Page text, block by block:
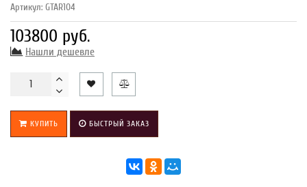
Артикул: GTAR104
103800 руб.
Нашли дешевле
КУПИТЬ БЫСТРЫЙ ЗАКАЗ